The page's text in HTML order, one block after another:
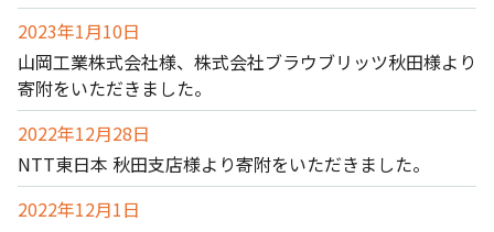
2023年1月10日
山岡工業株式会社様、株式会社ブラウブリッツ秋田様より
寄附をいただきました。
2022年12月28日
NTT東日本 秋田支店様より寄附をいただきました。
2022年12月1日